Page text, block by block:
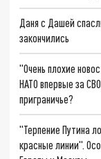
Даня с Дашей
закончились
"Очень плохие
НАТО впервые за
приграничье?
"Терпение Путина
красные линии".